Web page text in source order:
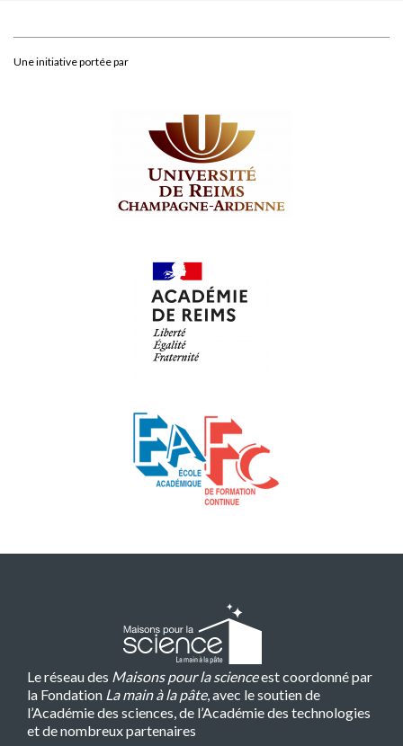
Une initiative portée par
Le réseau des Maisons pour la scienceest coordonné par
la Fondation La main à la pâte, avec le soutien de
l’Académie des sciences, de l’Académie des technologies
et de nombreux partenaires